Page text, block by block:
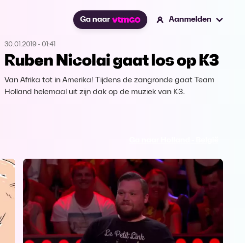
Ga naar Aanmelden
30.01.2019 - 01:41
Ruben Nicolai gaat los op K3
Van Afrika tot in Amerika! Tijdens de zangronde gaat Team
Holland helemaal uit zijn dak op de muziek van K3.